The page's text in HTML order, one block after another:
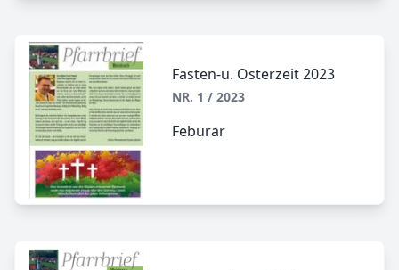
Fasten-u. Osterzeit 2023
NR. 1 / 2023
Feburar